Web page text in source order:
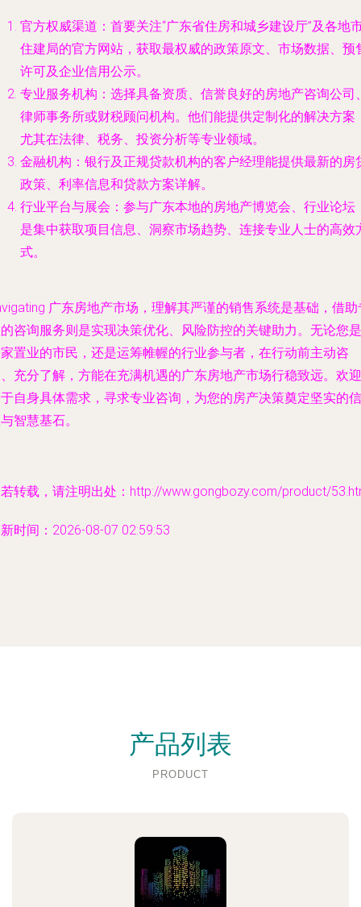
官方权威渠道 ：首要关注“广东省住房和城乡建设厅”及各地
住建局的官方网站，获取最权威的政策原文、市场数据、预
许可及企业信用公示。
专业服务机构 ：选择具备资质、信誉良好的房地产咨询公司
律师事务所或财税顾问机构。他们能提供定制化的解决方案
尤其在法律、税务、投资分析等专业领域。
金融机构 ：银行及正规贷款机构的客户经理能提供最新的房
政策、利率信息和贷款方案详解。
行业平台与展会 ：参与广东本地的房地产博览会、行业论坛
是集中获取项目信息、洞察市场趋势、连接专业人士的高效
式。
广东房地产市场，理解其严谨的销售系统是基础，借助
咨询服务则是实现决策优化、风险防控的关键助力。无论您是
置业的市民，还是运筹帷幄的行业参与者，在行动前主动咨
充分了解，方能在充满机遇的广东房地产市场行稳致远。欢迎
自身具体需求，寻求专业咨询，为您的房产决策奠定坚实的信
智慧基石。
转载，请注明出处：http://www.gongbozy.com/product/
时间：2026-08-07 02:59:53
产品列表
PRODUCT